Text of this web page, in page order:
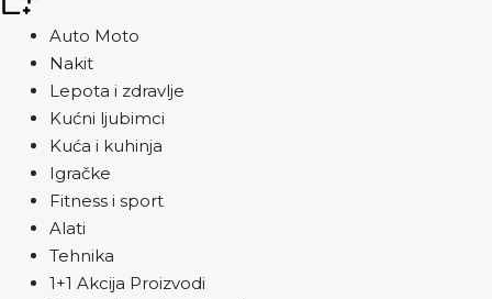
Auto Moto
Nakit
Lepota i zdravlje
Kućni ljubimci
Kuća i kuhinja
Igračke
Fitness i sport
Alati
Tehnika
1+1 Akcija Proizvodi